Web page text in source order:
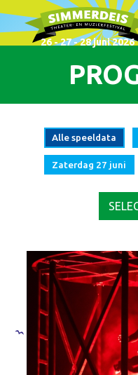
26 - 27 - 28 juni 2026
Alle speeldata
Zaterdag 27 juni